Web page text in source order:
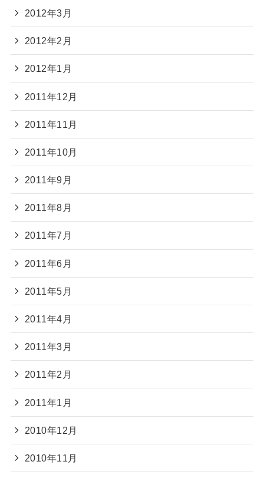
2012年3月
2012年2月
2012年1月
2011年12月
2011年11月
2011年10月
2011年9月
2011年8月
2011年7月
2011年6月
2011年5月
2011年4月
2011年3月
2011年2月
2011年1月
2010年12月
2010年11月